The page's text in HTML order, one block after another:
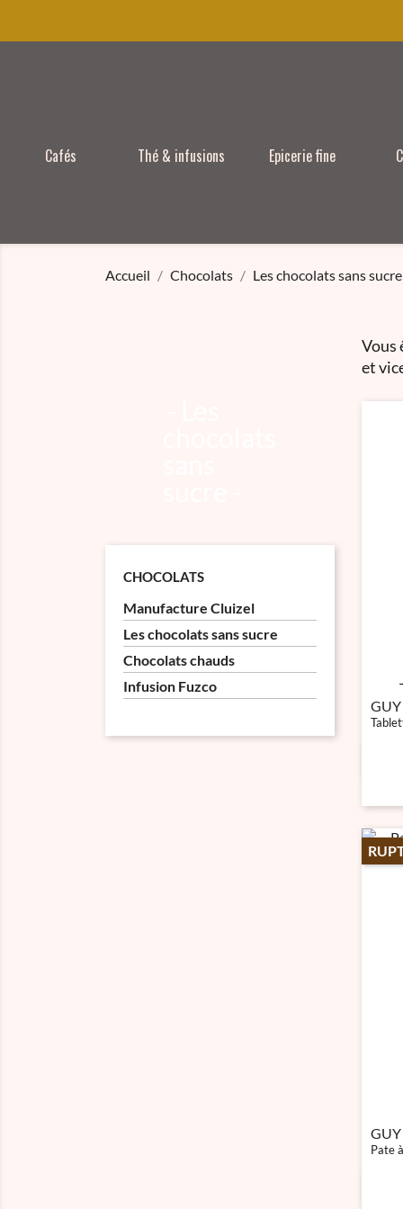
Cafés Thé & infusions Epicerie fine
Accueil Chocolats Les chocolats sans sucre
CHOCOLATS
Manufacture Cluizel
Les chocolats sans sucre
Chocolats chauds
Infusion Fuzco
Vous
et
Pate